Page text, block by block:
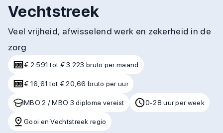
Vechtstreek
Veel vrijheid, afwisselend werk en zekerheid in de
zorg
€ 2.591 tot € 3.223 bruto per maand
€ 16,61 tot € 20,66 bruto per uur
MBO 2 / MBO 3 diploma vereist 0-28 uur per week
Gooi en Vechtstreek regio